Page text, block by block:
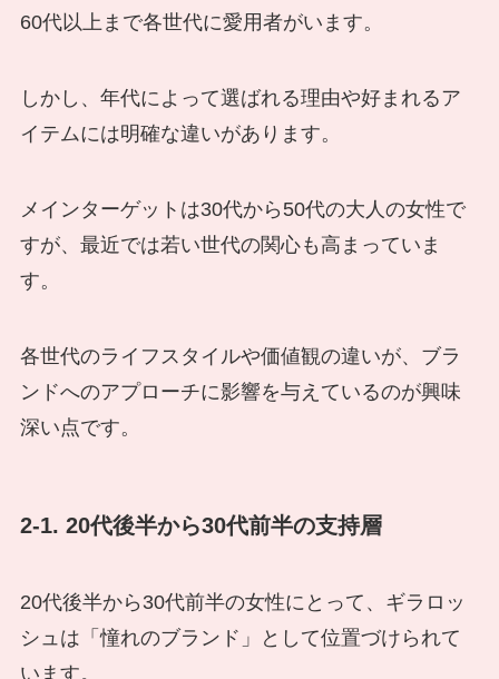
60代以上まで各世代に愛用者がいます。
しかし、年代によって選ばれる理由や好まれるア
イテムには明確な違いがあります。
メインターゲットは30代から50代の大人の女性で
すが、最近では若い世代の関心も高まっていま
す。
各世代のライフスタイルや価値観の違いが、ブラ
ンドへのアプローチに影響を与えているのが興味
深い点です。
2-1. 20代後半から30代前半の支持層
20代後半から30代前半の女性にとって、ギラロッ
シュは「憧れのブランド」として位置づけられて
います。